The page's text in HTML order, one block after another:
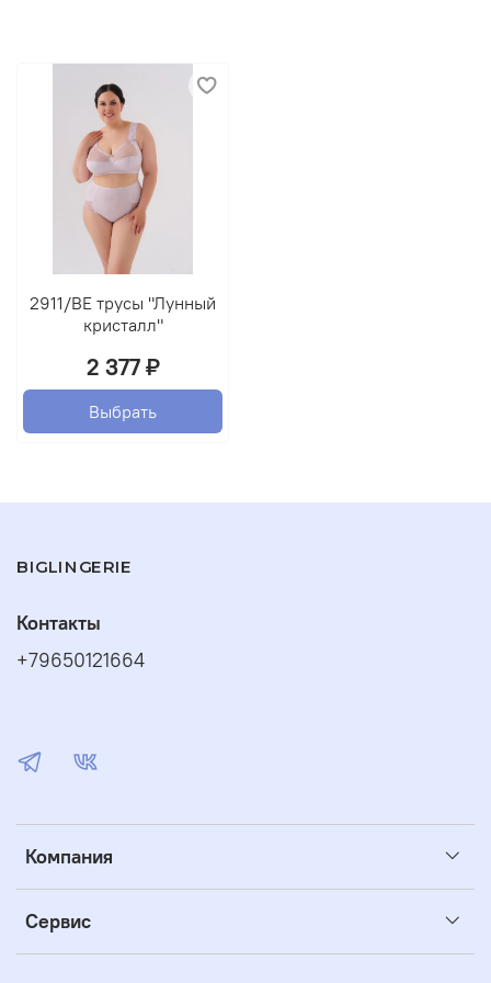
2911/BE трусы "Лунный
кристалл"
2 377 ₽
Выбрать
BIGLINGERIE
Компания
Сервис
Контакты
+79650121664